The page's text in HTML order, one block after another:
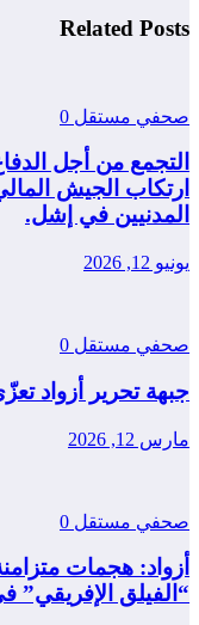
Related Posts
صحفي مستقل 0
التجمع من أجل
ارتكاب الجيش
المدنيين في إشل.
يونيو 12, 2026
صحفي مستقل 0
جبهة تحرير أزواد
مارس 12, 2026
صحفي مستقل 0
أزواد: هجمات
“الفيلق الإفريقي”